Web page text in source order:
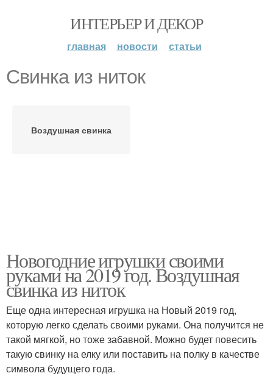
ИНТЕРЬЕР И ДЕКОР
главная новости статьи
Свинка из ниток
Воздушная свинка
Новогодние игрушки своими
руками на 2019 год. Воздушная
свинка из ниток
Еще одна интересная игрушка на Новый 2019 год,
которую легко сделать своими руками. Она получится не
такой мягкой, но тоже забавной. Можно будет повесить
такую свинку на елку или поставить на полку в качестве
символа будущего года.